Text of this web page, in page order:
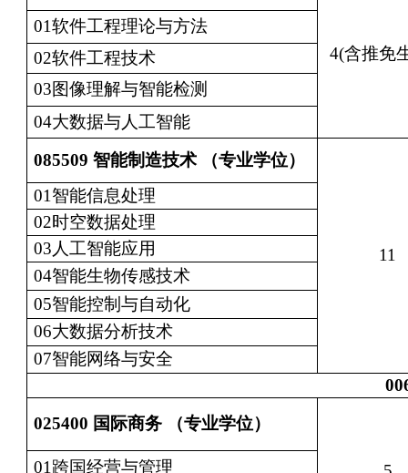
4(含推免
01软件工程理论与方法
02软件工程技术
03图像理解与智能检测
04大数据与人工智能
085509 智能制造技术 （专业学位）
11
01智能信息处理
02时空数据处理
03人工智能应用
04智能生物传感技术
05智能控制与自动化
06大数据分析技术
07智能网络与安全
025400 国际商务 （专业学位）
01跨国经营与管理